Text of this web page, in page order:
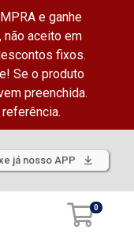
e ganhe
não aceito em
fixos.
Se o produto
preenchida.
já nosso APP
0